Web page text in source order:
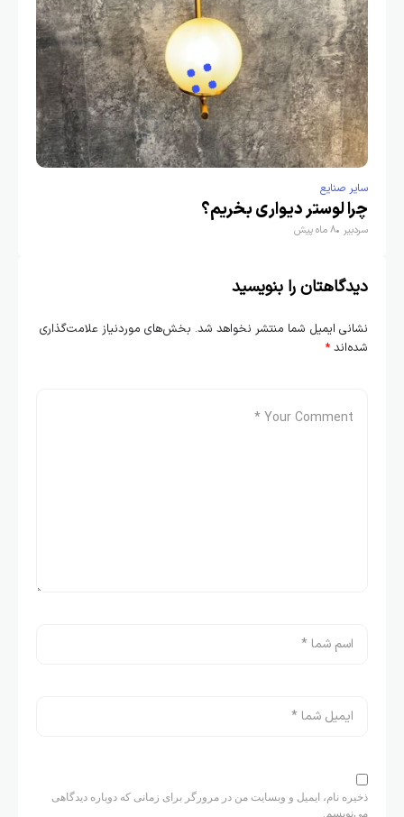
سایر صنایع
چرا لوستر دیواری بخریم؟
سردبیر 8 ماه پیش
دیدگاهتان را بنویسید
نشانی ایمیل شما منتشر نخواهد شد. بخش‌های موردنیاز علامت‌گذاری
شده‌اند *
ذخیره نام، ایمیل و وبسایت من در مرورگر برای زمانی که دوباره دیدگاهی
می‌نویسم.